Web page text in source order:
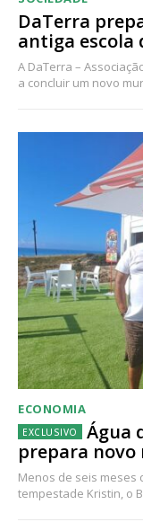
DaTerra
antiga escola
A DaTerra –
a concluir um novo
ECONOMIA
Água
prepara
Menos de seis
tempestade Kristin, o